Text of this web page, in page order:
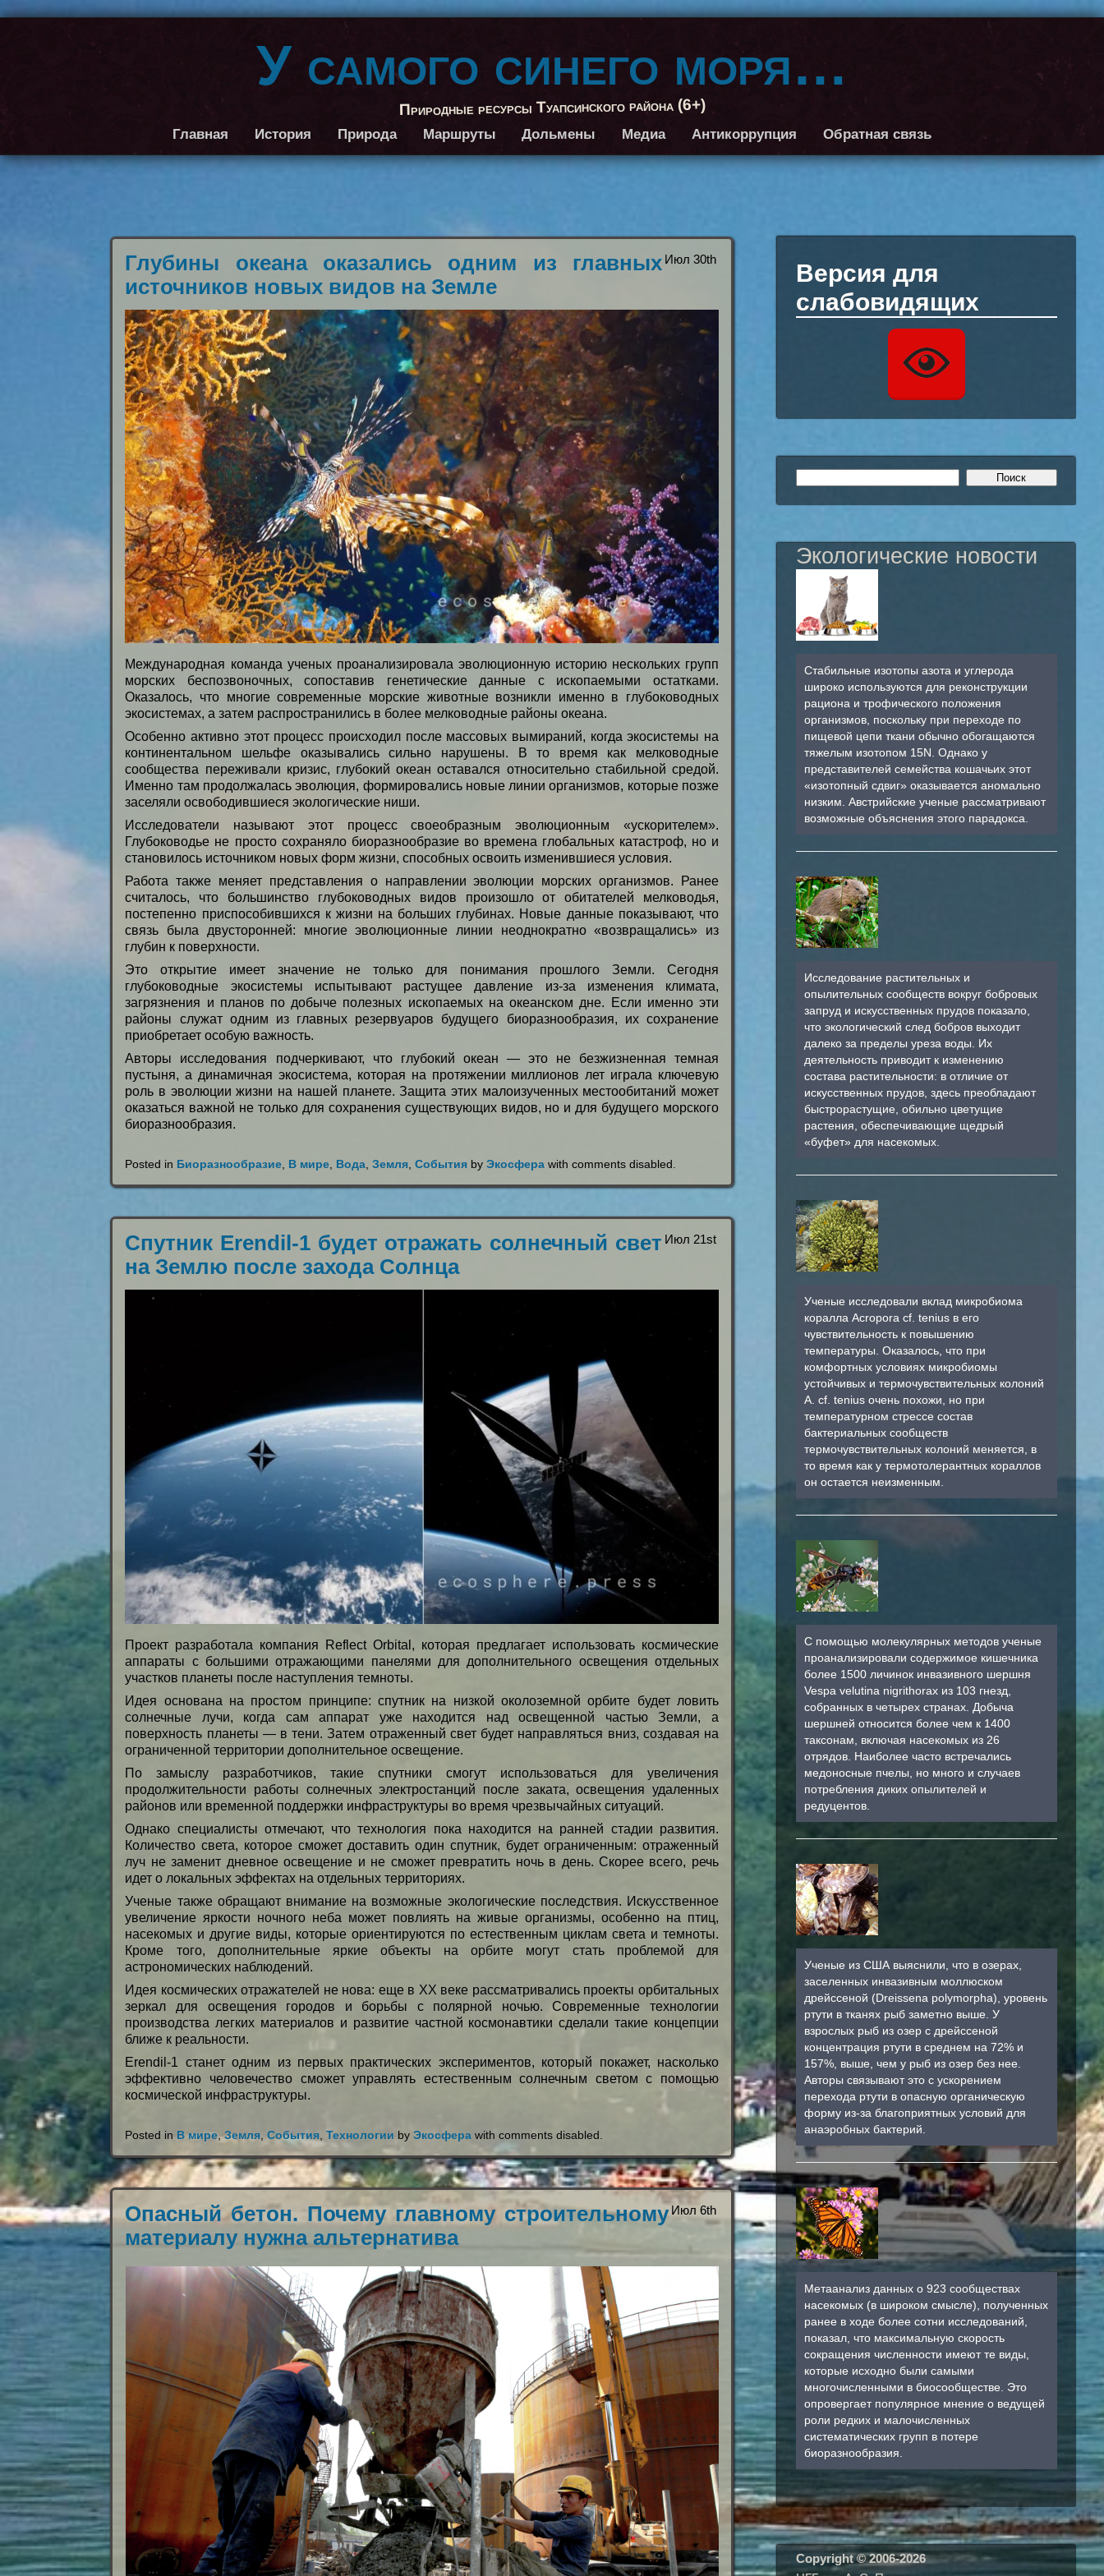
У самого синего моря…
Природные ресурсы Туапсинского района (6+)
Главная История Природа Маршруты Дольмены Медиа Антикоррупция Обратная связь
Июл 30th
Глубины океана оказались одним из главных
источников новых видов на Земле
Международная команда ученых проанализировала эволюционную историю нескольких групп
морских беспозвоночных, сопоставив генетические данные с ископаемыми остатками.
Оказалось, что многие современные морские животные возникли именно в глубоководных
экосистемах, а затем распространились в более мелководные районы океана.
Особенно активно этот процесс происходил после массовых вымираний, когда экосистемы на
континентальном шельфе оказывались сильно нарушены. В то время как мелководные
сообщества переживали кризис, глубокий океан оставался относительно стабильной средой.
Именно там продолжалась эволюция, формировались новые линии организмов, которые позже
заселяли освободившиеся экологические ниши.
Исследователи называют этот процесс своеобразным эволюционным «ускорителем».
Глубоководье не просто сохраняло биоразнообразие во времена глобальных катастроф, но и
становилось источником новых форм жизни, способных освоить изменившиеся условия.
Работа также меняет представления о направлении эволюции морских организмов. Ранее
считалось, что большинство глубоководных видов произошло от обитателей мелководья,
постепенно приспособившихся к жизни на больших глубинах. Новые данные показывают, что
связь была двусторонней: многие эволюционные линии неоднократно «возвращались» из
глубин к поверхности.
Это открытие имеет значение не только для понимания прошлого Земли. Сегодня
глубоководные экосистемы испытывают растущее давление из-за изменения климата,
загрязнения и планов по добыче полезных ископаемых на океанском дне. Если именно эти
районы служат одним из главных резервуаров будущего биоразнообразия, их сохранение
приобретает особую важность.
Авторы исследования подчеркивают, что глубокий океан — это не безжизненная темная
пустыня, а динамичная экосистема, которая на протяжении миллионов лет играла ключевую
роль в эволюции жизни на нашей планете. Защита этих малоизученных местообитаний может
оказаться важной не только для сохранения существующих видов, но и для будущего морского
биоразнообразия.
Posted in Биоразнообразие, В мире, Вода,Земля,События byЭкосфера withcomments disabled.
Июл 21st
Спутник Erendil-1 будет отражать солнечный свет
на Землю после захода Солнца
Проект разработала компания Reflect Orbital, которая предлагает использовать космические
аппараты с большими отражающими панелями для дополнительного освещения отдельных
участков планеты после наступления темноты.
Идея основана на простом принципе: спутник на низкой околоземной орбите будет ловить
солнечные лучи, когда сам аппарат уже находится над освещенной частью Земли, а
поверхность планеты — в тени. Затем отраженный свет будет направляться вниз, создавая на
ограниченной территории дополнительное освещение.
По замыслу разработчиков, такие спутники смогут использоваться для увеличения
продолжительности работы солнечных электростанций после заката, освещения удаленных
районов или временной поддержки инфраструктуры во время чрезвычайных ситуаций.
Однако специалисты отмечают, что технология пока находится на ранней стадии развития.
Количество света, которое сможет доставить один спутник, будет ограниченным: отраженный
луч не заменит дневное освещение и не сможет превратить ночь в день. Скорее всего, речь
идет о локальных эффектах на отдельных территориях.
Ученые также обращают внимание на возможные экологические последствия. Искусственное
увеличение яркости ночного неба может повлиять на живые организмы, особенно на птиц,
насекомых и другие виды, которые ориентируются по естественным циклам света и темноты.
Кроме того, дополнительные яркие объекты на орбите могут стать проблемой для
астрономических наблюдений.
Идея космических отражателей не нова: еще в XX веке рассматривались проекты орбитальных
зеркал для освещения городов и борьбы с полярной ночью. Современные технологии
производства легких материалов и развитие частной космонавтики сделали такие концепции
ближе к реальности.
Erendil-1 станет одним из первых практических экспериментов, который покажет, насколько
эффективно человечество сможет управлять естественным солнечным светом с помощью
космической инфраструктуры.
Posted in В мире,Земля ,События ,Технологии byЭкосфера withcomments disabled
Июл 6th
Опасный бетон. Почему главному строительному
материалу нужна альтернатива
Версия для
слабовидящих
Экологические новости
Стабильные изотопы азота и углерода
широко используются для реконструкции
рациона и трофического положения
организмов, поскольку при переходе по
пищевой цепи ткани обычно обогащаются
тяжелым изотопом 15N. Однако у
представителей семейства кошачьих этот
«изотопный сдвиг» оказывается аномально
низким. Австрийские ученые рассматривают
возможные объяснения этого парадокса.
Исследование растительных и
опылительных сообществ вокруг бобровых
запруд и искусственных прудов показало,
что экологический след бобров выходит
далеко за пределы уреза воды. Их
деятельность приводит к изменению
состава растительности: в отличие от
искусственных прудов, здесь преобладают
быстрорастущие, обильно цветущие
растения, обеспечивающие щедрый
«буфет» для насекомых.
Ученые исследовали вклад микробиома
коралла Acropora cf. tenius в его
чувствительность к повышению
температуры. Оказалось, что при
комфортных условиях микробиомы
устойчивых и термочувствительных колоний
A. cf. tenius очень похожи, но при
температурном стрессе состав
бактериальных сообществ
термочувствительных колоний меняется, в
то время как у термотолерантных кораллов
он остается неизменным.
С помощью молекулярных методов ученые
проанализировали содержимое кишечника
более 1500 личинок инвазивного шершня
Vespa velutina nigrithorax из 103 гнезд,
собранных в четырех странах. Добыча
шершней относится более чем к 1400
таксонам, включая насекомых из 26
отрядов. Наиболее часто встречались
медоносные пчелы, но много и случаев
потребления диких опылителей и
редуцентов.
Ученые из США выяснили, что в озерах,
заселенных инвазивным моллюском
дрейссеной (Dreissena polymorpha), уровень
ртути в тканях рыб заметно выше. У
взрослых рыб из озер с дрейссеной
концентрация ртути в среднем на 72% и
157%, выше, чем у рыб из озер без нее.
Авторы связывают это с ускорением
перехода ртути в опасную органическую
форму из-за благоприятных условий для
анаэробных бактерий.
Метаанализ данных о 923 сообществах
насекомых (в широком смысле), полученных
ранее в ходе более сотни исследований,
показал, что максимальную скорость
сокращения численности имеют те виды,
которые исходно были самыми
многочисленными в биосообществе. Это
опровергает популярное мнение о ведущей
роли редких и малочисленных
систематических групп в потере
биоразнообразия.
Copyright © 2006-2026